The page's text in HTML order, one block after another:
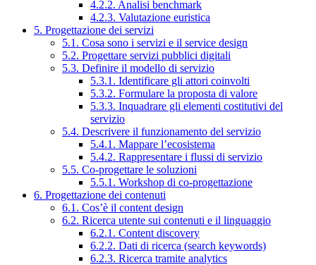
4.2.2. Analisi benchmark
4.2.3. Valutazione euristica
5. Progettazione dei servizi
5.1. Cosa sono i servizi e il service design
5.2. Progettare servizi pubblici digitali
5.3. Definire il modello di servizio
5.3.1. Identificare gli attori coinvolti
5.3.2. Formulare la proposta di valore
5.3.3. Inquadrare gli elementi costitutivi del
servizio
5.4. Descrivere il funzionamento del servizio
5.4.1. Mappare l’ecosistema
5.4.2. Rappresentare i flussi di servizio
5.5. Co-progettare le soluzioni
5.5.1. Workshop di co-progettazione
6. Progettazione dei contenuti
6.1. Cos’è il content design
6.2. Ricerca utente sui contenuti e il linguaggio
6.2.1. Content discovery
6.2.2. Dati di ricerca (search keywords)
6.2.3. Ricerca tramite analytics